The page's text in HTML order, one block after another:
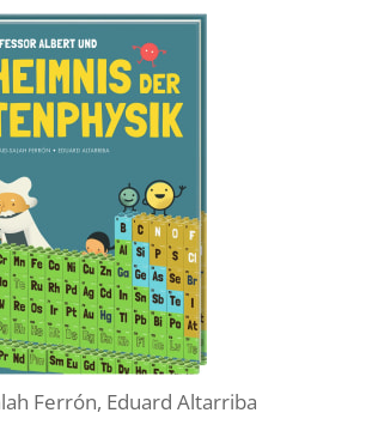
Ferrón, Eduard Altarriba